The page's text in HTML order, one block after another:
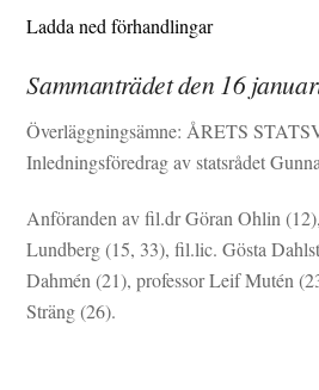
Ladda ned förhandlingar
Sammanträdet den 16
Överläggningsämne: ÅRETS
Inledningsföredrag av statsrådet
Anföranden av fil.dr Göran Ohlin
Lundberg (15, 33), fil.lic. Gösta
Dahmén (21), professor Leif Mutén
Sträng (26).